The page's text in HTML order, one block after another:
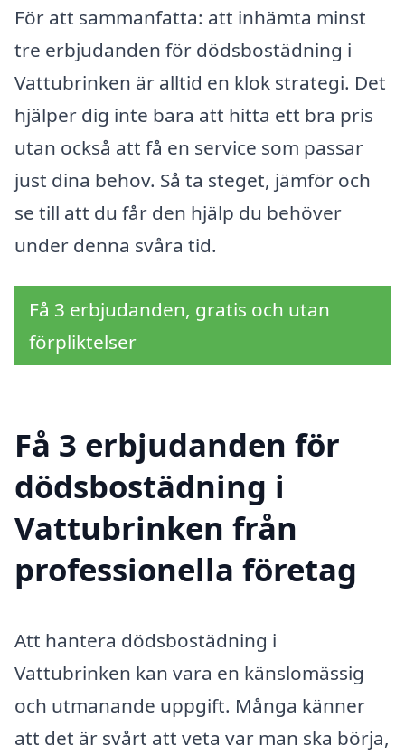
För att sammanfatta: att inhämta minst
tre erbjudanden för dödsbostädning i
Vattubrinken är alltid en klok strategi. Det
hjälper dig inte bara att hitta ett bra pris
utan också att få en service som passar
just dina behov. Så ta steget, jämför och
se till att du får den hjälp du behöver
under denna svåra tid.
Få 3 erbjudanden, gratis och utan
förpliktelser
Få 3 erbjudanden för
dödsbostädning i
Vattubrinken från
professionella företag
Att hantera dödsbostädning i
Vattubrinken kan vara en känslomässig
och utmanande uppgift. Många känner
att det är svårt att veta var man ska börja,